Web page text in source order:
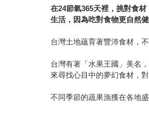
在24節氣365天裡，挑對食材
生活，因為吃對食物更自然健
台灣土地蘊育著豐沛食材，
台灣有著「水果王國」美名
來尋找心目中的夢幻食材，
不同季節的蔬果漁獲在各地